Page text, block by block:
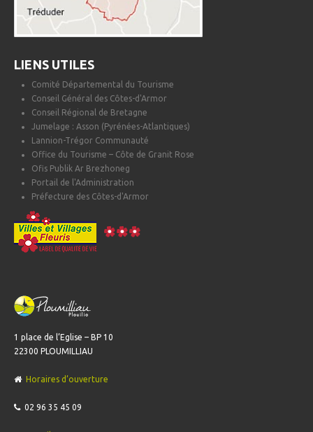
LIENS UTILES
Comité Départemental du Tourisme
Conseil Général des Côtes-d'Armor
Conseil Régional de Bretagne
Jumelage : Asson (Pyrénées-Atlantiques)
Lannion-Trégor Communauté
Office du Tourisme – Côte de Granit Rose
Ofis Publik Ar Brezhoneg
Portail de l'Administration
Préfecture des Côtes-d'Armor
1 place de l’Eglise – BP 10
22300 PLOUMILLIAU
Horaires d’ouverture
02 96 35 45 09